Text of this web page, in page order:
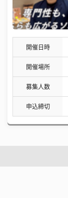
開催日時
開催場所
募集人数
申込締切